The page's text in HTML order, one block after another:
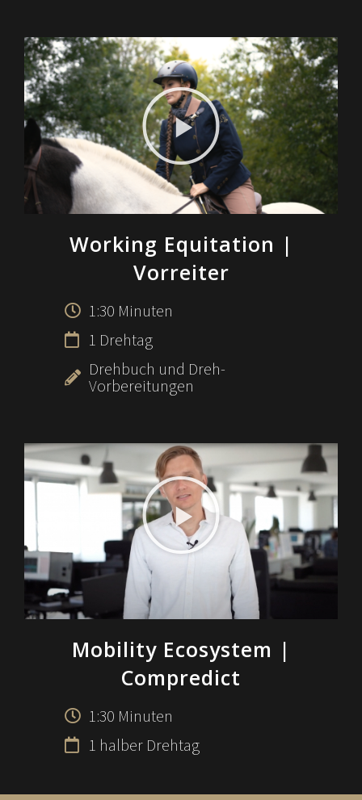
Working Equitation |
Vorreiter
1:30 Minuten
1 Drehtag
Drehbuch und Dreh-
Vorbereitungen
Mobility Ecosystem |
Compredict
1:30 Minuten
1 halber Drehtag